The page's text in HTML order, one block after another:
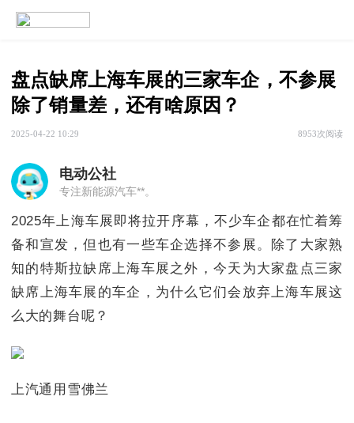
盘点缺席上海车展的三家车企，不参展
除了销量差，还有啥原因？
2025-04-22 10:29 8953次阅读
电动公社
专注新能源汽车**。
2025年上海车展即将拉开序幕，不少车企都在忙着筹
备和宣发，但也有一些车企选择不参展。除了大家熟
知的特斯拉缺席上海车展之外，今天为大家盘点三家
缺席上海车展的车企，为什么它们会放弃上海车展这
么大的舞台呢？
上汽通用雪佛兰